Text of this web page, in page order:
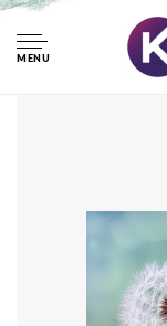
MENU
Schilderij -
huis, Premium Print,